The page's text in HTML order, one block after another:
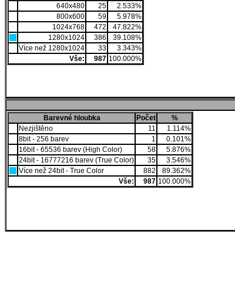
640x480
25
2.533%
800x600
59
5.978%
1024x768
472
47.822%
1280x1024
386
39.108%
Více než 1280x1024
33
3.343%
Vše:
987 100.000%
Barevné hloubka
Počet
%
Nezjištěno
11
1.114%
8bit - 256 barev
1
0.101%
16bit - 65536 barev (High Color)
58
5.876%
24bit - 16777216 barev (True Color)
35
3.546%
Více než 24bit - True Color
882
89.362%
Vše:
987 100.000%